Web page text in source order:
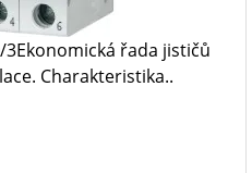
3Ekonomická řada jističů
Charakteristika..